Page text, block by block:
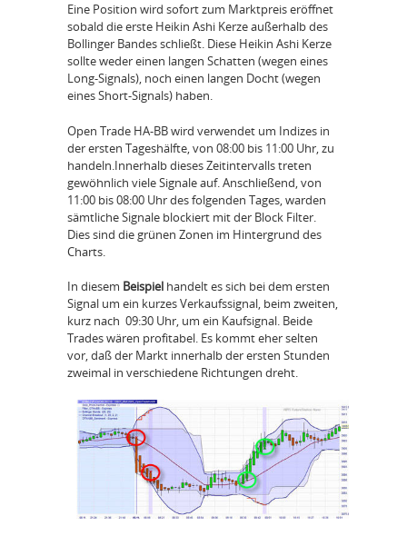
Eine Position wird sofort zum Marktpreis eröffnet
sobald die erste Heikin Ashi Kerze außerhalb des
Bollinger Bandes schließt. Diese Heikin Ashi Kerze
sollte weder einen langen Schatten (wegen eines
Long-Signals), noch einen langen Docht (wegen
eines Short-Signals) haben.
Open Trade HA-BB wird verwendet um Indizes in
der ersten Tageshälfte, von 08:00 bis 11:00 Uhr, zu
handeln.Innerhalb dieses Zeitintervalls treten
gewöhnlich viele Signale auf. Anschließend, von
11:00 bis 08:00 Uhr des folgenden Tages, warden
sämtliche Signale blockiert mit der Block Filter.
Dies sind die grünen Zonen im Hintergrund des
Charts.
In diesem Beispiel handelt es sich bei dem ersten
Signal um ein kurzes Verkaufssignal, beim zweiten,
kurz nach 09:30 Uhr, um ein Kaufsignal. Beide
Trades wären profitabel. Es kommt eher selten
vor, daß der Markt innerhalb der ersten Stunden
zweimal in verschiedene Richtungen dreht.